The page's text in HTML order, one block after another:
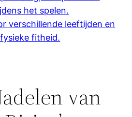
het spelen.
verschillende leeftijden en
fitheid.
van